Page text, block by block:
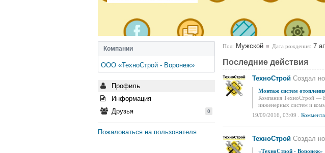
Компании
ООО «ТехноСтрой - Воронеж»
Профиль
Информация
Друзья
0
Пожаловаться на пользователя
Пол: Мужской Дата рождения: 7
Последние действия
ТехноСтрой Создал
Монтаж систем
Компания ТехноСтрой —
инженерных систем и
19/09/2016, 03:09
ТехноСтрой Создал
«ТехноСтрой - Воронеж»